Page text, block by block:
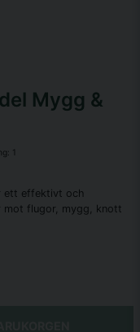
Mygg &
1
ett effektivt och
mot flugor, mygg, knott